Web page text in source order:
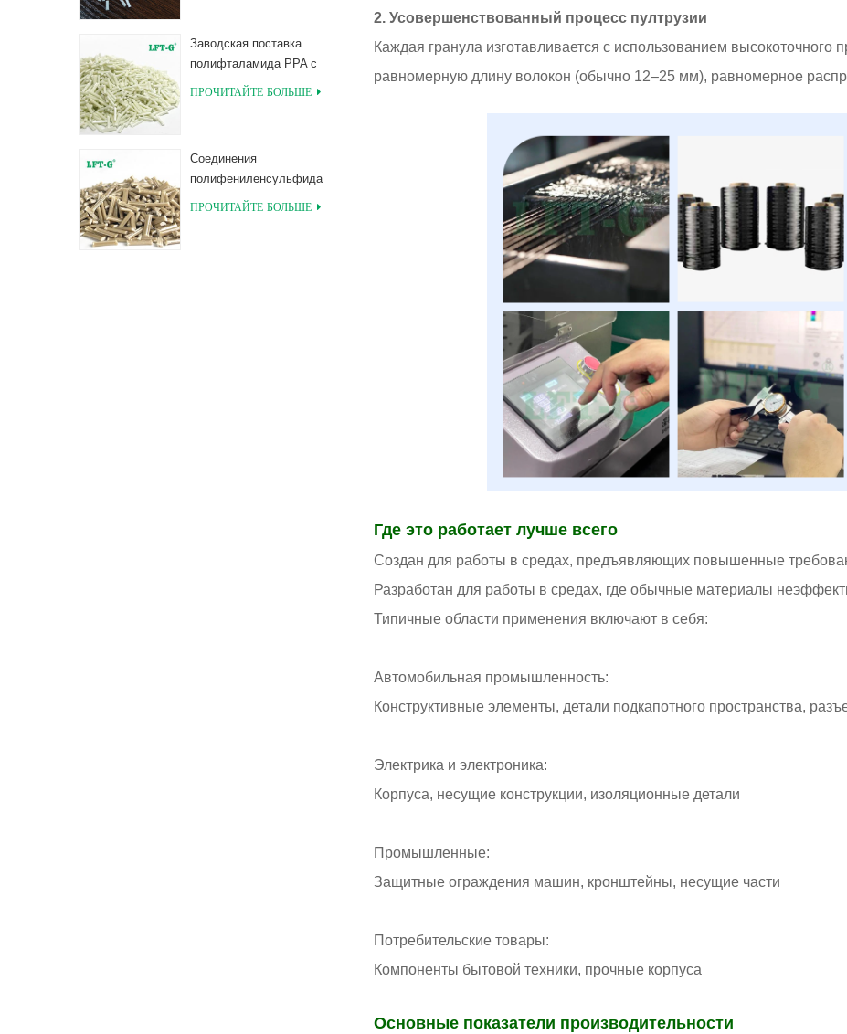
Заводская поставка
полифталамида PPA с
длинными
ПРОЧИТАЙТЕ БОЛЬШЕ
Соединения
полифениленсульфида
PPS, армированные
ПРОЧИТАЙТЕ БОЛЬШЕ
2. Усовершенствованный процесс пултрузии
Каждая гранула изготавливается с использованием высокоточного
равномерную длину волокон (обычно 12–25 мм), равномерное
Где это работает лучше всего
Создан для работы в средах, предъявляющих повышенные
Разработан для работы в средах, где обычные материалы
Типичные области применения включают в себя:
Автомобильная промышленность:
Конструктивные элементы, детали подкапотного пространства,
Электрика и электроника:
Корпуса, несущие конструкции, изоляционные детали
Промышленные:
Защитные ограждения машин, кронштейны, несущие части
Потребительские товары:
Компоненты бытовой техники, прочные корпуса
Основные показатели производительности